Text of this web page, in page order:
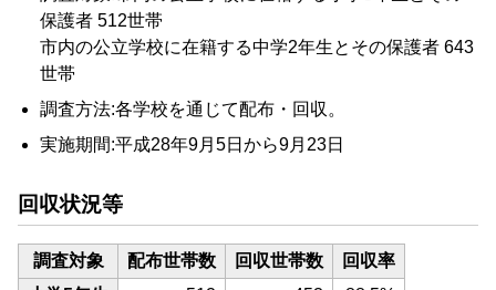
保護者 512世帯
市内の公立学校に在籍する中学2年生とその保護者 643
世帯
調査方法:各学校を通じて配布・回収。
実施期間:平成28年9月5日から9月23日
回収状況等
調査対象 配布世帯数 回収世帯数
回収率